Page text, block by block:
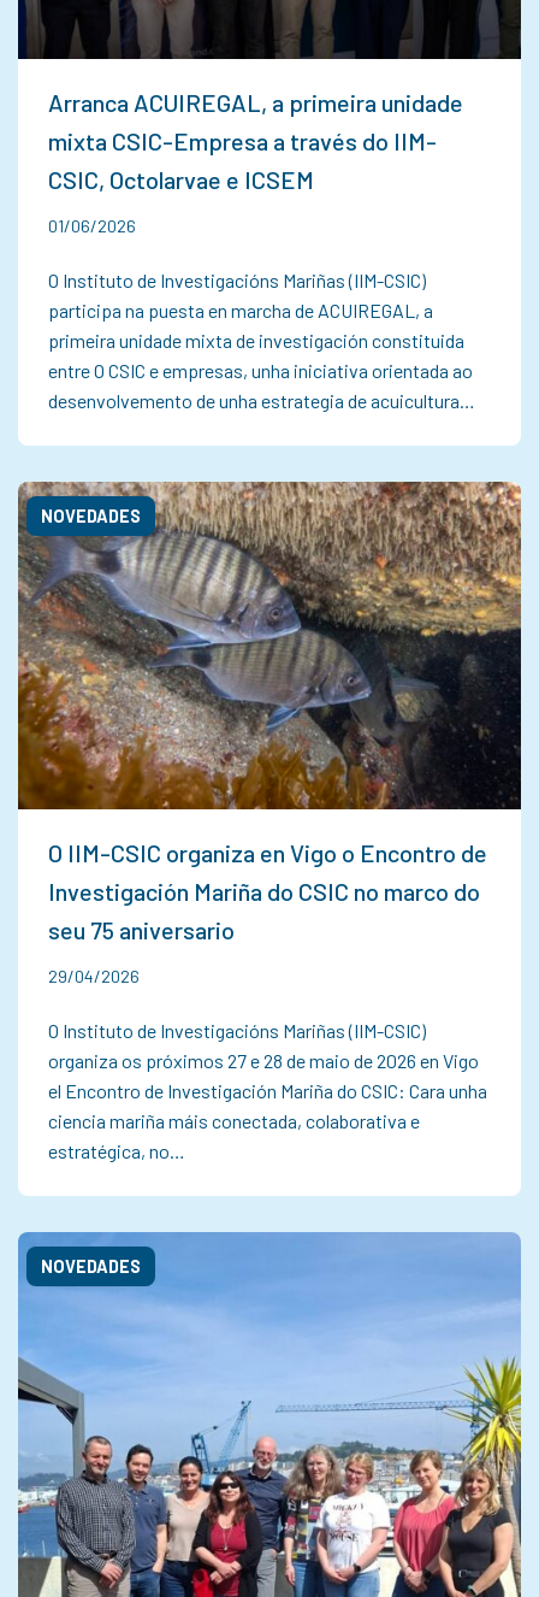
Arranca ACUIREGAL, a primeira unidade
mixta CSIC-Empresa a través do IIM-
CSIC, Octolarvae e ICSEM
01/06/2026
O Instituto de Investigacións Mariñas (IIM-CSIC)
participa na puesta en marcha de ACUIREGAL, a
primeira unidade mixta de investigación constituida
entre O CSIC e empresas, unha iniciativa orientada ao
desenvolvemento de unha estrategia de acuicultura…
O IIM-CSIC organiza en Vigo o Encontro de
Investigación Mariña do CSIC no marco do
seu 75 aniversario
NOVEDADES
29/04/2026
O Instituto de Investigacións Mariñas (IIM-CSIC)
organiza os próximos 27 e 28 de maio de 2026 en Vigo
el Encontro de Investigación Mariña do CSIC: Cara unha
ciencia mariña máis conectada, colaborativa e
estratégica, no…
NOVEDADES